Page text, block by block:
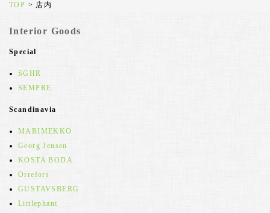
TOP > 店内
Interior Goods
Special
SGHR
SEMPRE
Scandinavia
MARIMEKKO
Georg Jensen
KOSTA BODA
Orrefors
GUSTAVSBERG
Littlephant